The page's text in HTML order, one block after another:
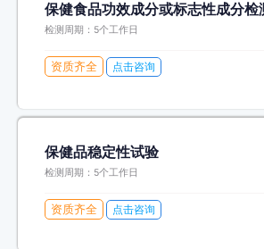
保健食品功效成分或标志性成分检
检测周期：5个工作日
资质齐全 点击咨询
保健品稳定性试验
检测周期：5个工作日
资质齐全 点击咨询